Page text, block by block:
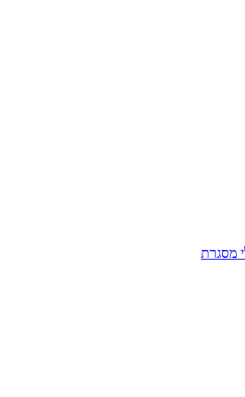
מסגרת